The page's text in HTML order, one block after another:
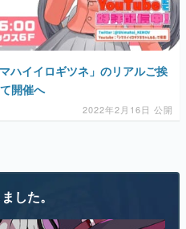
ハイイロギツネ」のリアルご挨
開催へ
2022年2月16日 公開